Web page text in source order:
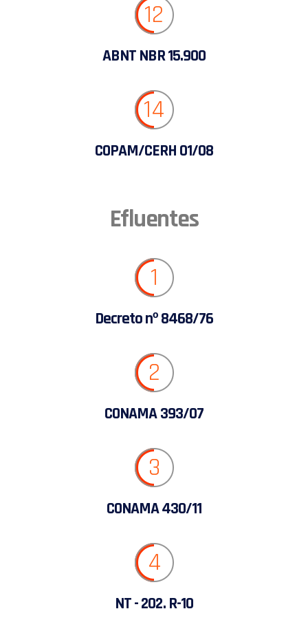
12
ABNT NBR 15.900
14
COPAM/CERH 01/08
Efluentes
1
Decreto nº 8468/76
2
CONAMA 393/07
3
CONAMA 430/11
4
NT - 202. R-10